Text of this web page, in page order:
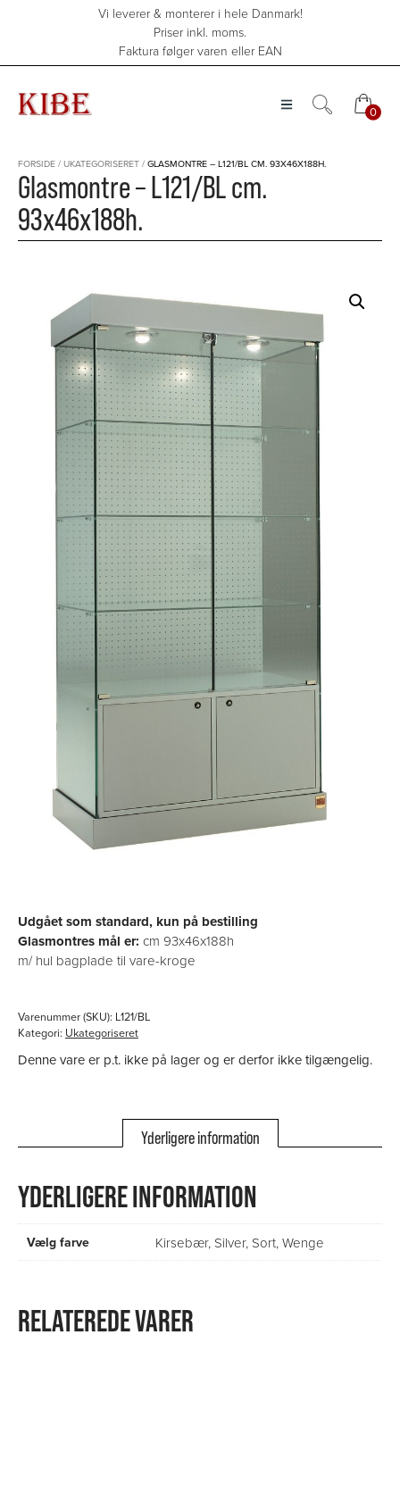
Vi leverer & monterer i hele Danmark!
Priser inkl. moms.
Faktura følger varen eller EAN
0
0
FORSIDE / UKATEGORISERET / GLASMONTRE – L121/BL CM. 93X46X188H.
Glasmontre – L121/BL cm.
93x46x188h.
Udgået som standard, kun på bestilling
Glasmontres mål er: cm 93x46x188h
m/ hul bagplade til vare-kroge
Varenummer (SKU): L121/BL
Kategori: Ukategoriseret
Denne vare er p.t. ikke på lager og er derfor ikke tilgængelig.
Yderligere information
YDERLIGERE INFORMATION
Vælg farve Kirsebær, Silver, Sort,Wenge
RELATEREDE VARER